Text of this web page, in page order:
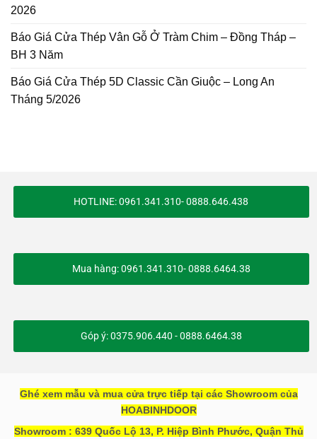
2026
Báo Giá Cửa Thép Vân Gỗ Ở Tràm Chim – Đồng Tháp –
BH 3 Năm
Báo Giá Cửa Thép 5D Classic Cần Giuộc – Long An
Tháng 5/2026
HOTLINE: 0961.341.310- 0888.646.438
Mua hàng: 0961.341.310- 0888.6464.38
Góp ý: 0375.906.440 - 0888.6464.38
Ghé xem mẫu và mua cửa trực tiếp tại các Showroom của
HOABINHDOOR
Showroom : 639 Quốc Lộ 13, P. Hiệp Bình Phước, Quận Thủ